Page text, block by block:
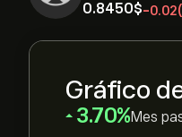
0.8450‎$‎-0.02
Gráfico
‎3.70‎ Mes